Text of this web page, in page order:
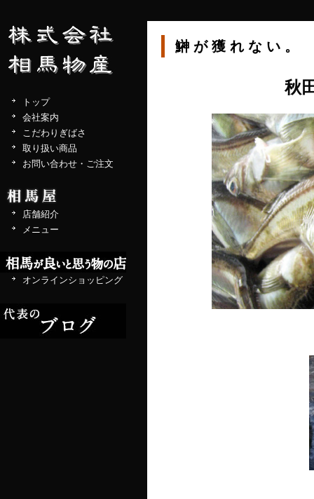
トップ
会社案内
こだわりぎばさ
取り扱い商品
お問い合わせ・ご注文
店舗紹介
メニュー
オンラインショッピング
鰰が獲れない。
秋